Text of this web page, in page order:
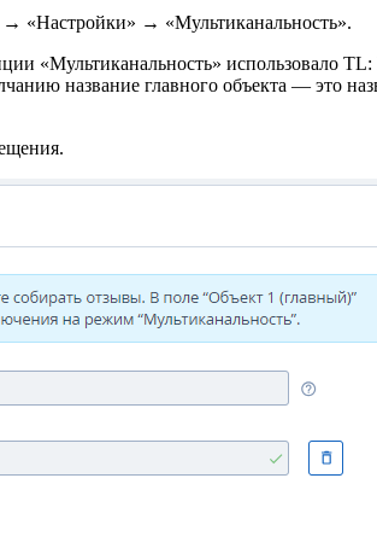
«Настройки» → «Мультиканальность».
«Мультиканальность» использовало
название главного объекта — это